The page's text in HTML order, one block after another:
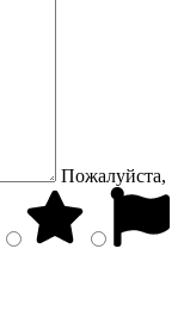
Пожалуйста,